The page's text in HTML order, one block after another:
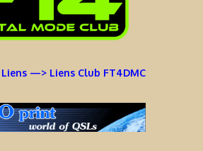
—> Liens Club FT4DMC